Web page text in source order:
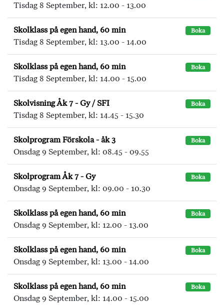
Tisdag 8 September, kl: 12.00 - 13.00
Skolklass på egen hand, 60 min Boka
Tisdag 8 September, kl: 13.00 - 14.00
Skolklass på egen hand, 60 min Boka
Tisdag 8 September, kl: 14.00 - 15.00
Skolvisning Åk 7 - Gy / SFI Boka
Tisdag 8 September, kl: 14.45 - 15.30
Skolprogram Förskola - åk 3 Boka
Onsdag 9 September, kl: 08.45 - 09.55
Skolprogram Åk 7 - Gy Boka
Onsdag 9 September, kl: 09.00 - 10.30
Skolklass på egen hand, 60 min Boka
Onsdag 9 September, kl: 12.00 - 13.00
Skolklass på egen hand, 60 min Boka
Onsdag 9 September, kl: 13.00 - 14.00
Skolklass på egen hand, 60 min Boka
Onsdag 9 September, kl: 14.00 - 15.00